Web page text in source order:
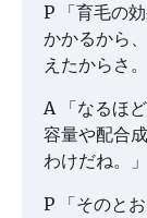
P 「育毛の
かかるから
えたからさ。
A 「なるほ
容量や配合
わけだね。」
P 「そのとお